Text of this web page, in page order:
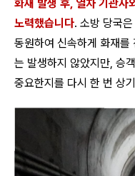
화재 발생 후, 열차 기관사
노력했습니다. 소방 당국
동원하여 신속하게 화재를
는 발생하지 않았지만, 승
중요한지를 다시 한 번 상